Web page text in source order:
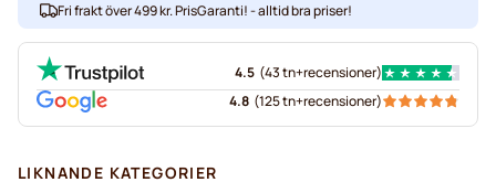
Fri frakt över 499 kr. PrisGaranti! - alltid bra priser!
4.5 (43 tn+recensioner)
4.8 (125 tn+recensioner)
LIKNANDE KATEGORIER